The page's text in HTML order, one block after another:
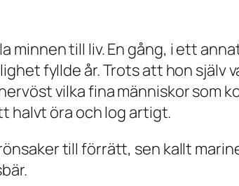
minnen till liv. En gång, i ett
fyllde år. Trots att hon själv
vilka fina människor som
halvt öra och log artigt.
till förrätt, sen kallt